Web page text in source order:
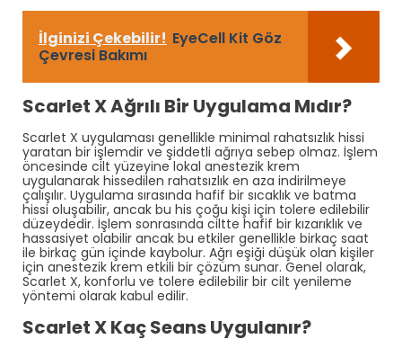
İlginizi Çekebilir! EyeCell Kit Göz
Çevresi Bakımı
Scarlet X Ağrılı Bir Uygulama Mıdır?
Scarlet X uygulaması genellikle minimal rahatsızlık hissi
yaratan bir işlemdir ve şiddetli ağrıya sebep olmaz. İşlem
öncesinde cilt yüzeyine lokal anestezik krem
uygulanarak hissedilen rahatsızlık en aza indirilmeye
çalışılır. Uygulama sırasında hafif bir sıcaklık ve batma
hissi oluşabilir, ancak bu his çoğu kişi için tolere edilebilir
düzeydedir. İşlem sonrasında ciltte hafif bir kızarıklık ve
hassasiyet olabilir ancak bu etkiler genellikle birkaç saat
ile birkaç gün içinde kaybolur. Ağrı eşiği düşük olan kişiler
için anestezik krem etkili bir çözüm sunar. Genel olarak,
Scarlet X, konforlu ve tolere edilebilir bir cilt yenileme
yöntemi olarak kabul edilir.
Scarlet X Kaç Seans Uygulanır?